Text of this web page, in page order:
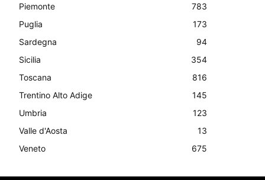
Piemonte
783
Puglia
173
Sardegna
94
Sicilia
354
Toscana
816
Trentino Alto Adige
145
Umbria
123
Valle d'Aosta
13
Veneto
675